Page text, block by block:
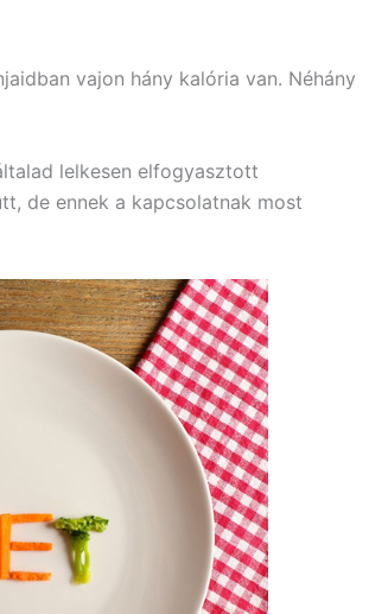
vajon hány kalória van. Néhány
lelkesen elfogyasztott
de ennek a kapcsolatnak most